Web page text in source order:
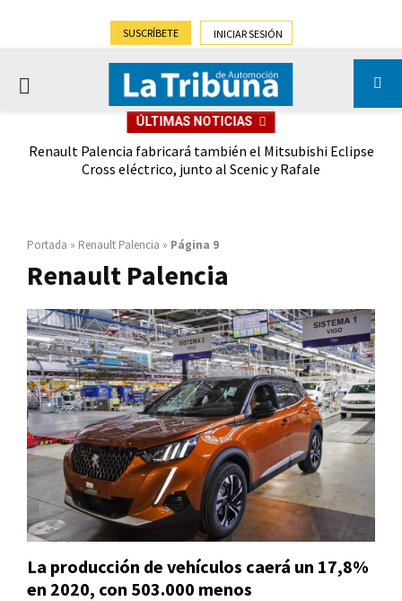
SUSCRÍBETE INICIAR SESIÓN
PRIMARY
ÚLTIMAS NOTICIAS
Renault Palencia fabricará también el Mitsubishi Eclipse
Cross eléctrico, junto al Scenic y Rafale
Portada » Renault Palencia » Página 9
Renault Palencia
La producción de vehículos caerá un 17,8%
en 2020, con 503.000 menos